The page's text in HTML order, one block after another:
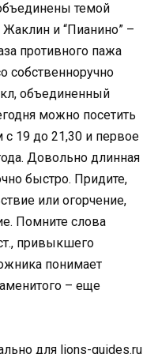
темой
Жаклин и “Пианино” –
противного пажа
собственноручно
объединенный
можно посетить
с 19 до 21,30 и первое
Довольно длинная
быстро. Придите,
или огорчение,
Помните слова
привыкшего
понимает
– еще
для lions-guides.ru